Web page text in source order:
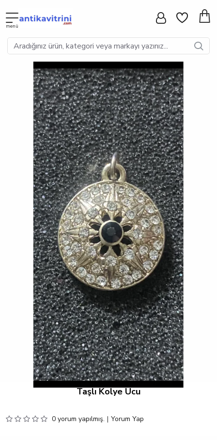
Taşlı Kolye Ucu
0 yorum yapılmış. | Yorum Yap